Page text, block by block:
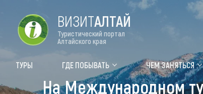
Форум VISIT ALTAI
ВИЗИТАЛТАЙ
Туристический портал
Алтайского края
ТУРЫ ГДЕ ПОБЫВАТЬ ЧЕМ ЗАНЯТЬСЯ
На Международном